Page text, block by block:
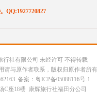
QQ:1927720827
行社有限公司 未经许可 不得转载
请与原作者联系，版权归原作者所
备案：粤ICP备05088116号-1
C座18楼 康辉旅行社福田分公司